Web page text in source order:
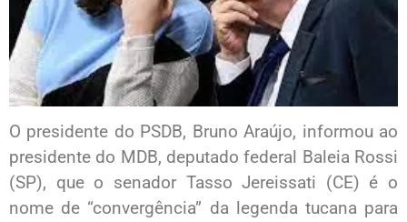
O presidente do PSDB, Bruno Araújo, informou ao
presidente do MDB, deputado federal Baleia Rossi
(SP), que o senador Tasso Jereissati (CE) é o
nome de “convergência” da legenda tucana para